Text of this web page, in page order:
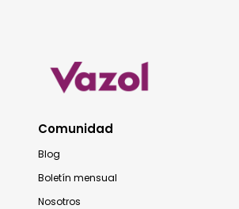
Comunidad
Blog
Boletín mensual
Nosotros